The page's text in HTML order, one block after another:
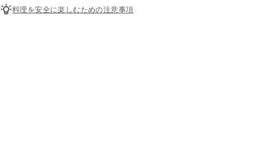
料理を安全に楽しむための注意事項